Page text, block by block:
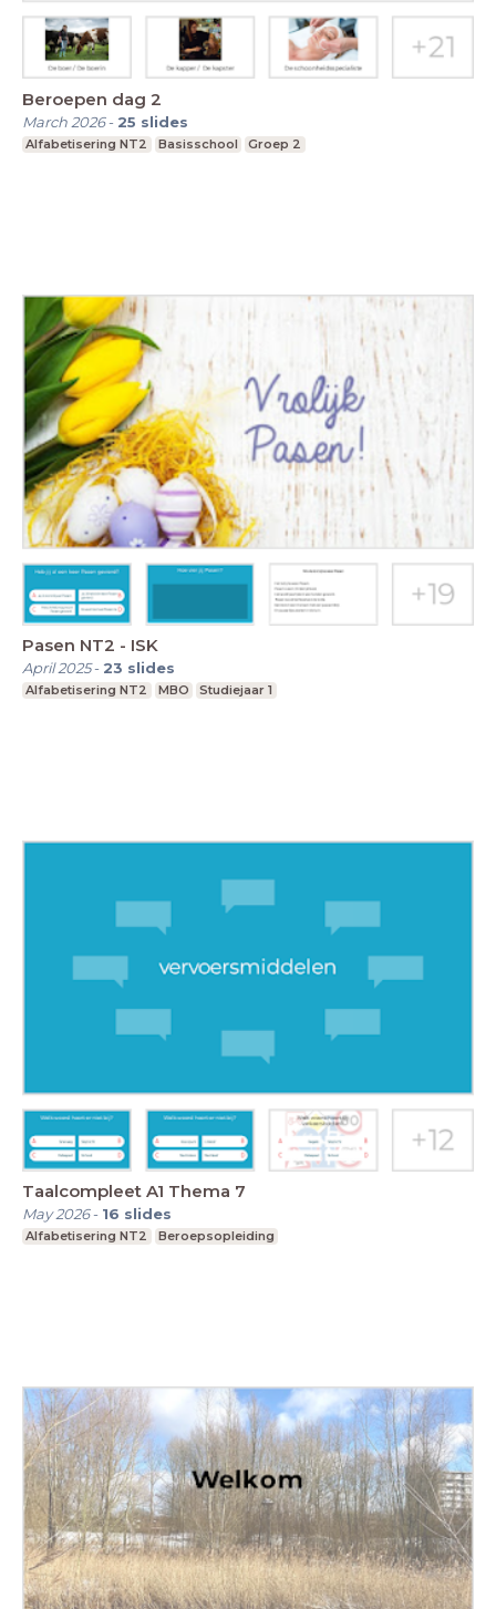
Beroepen dag 2
March 2026- 25 slides
Alfabetisering NT2 Basisschool Groep 2
Pasen NT2 - ISK
April 2025- 23 slides
Alfabetisering NT2 MBO Studiejaar 1
Taalcompleet A1 Thema 7
May 2026- 16 slides
Alfabetisering NT2 Beroepsopleiding